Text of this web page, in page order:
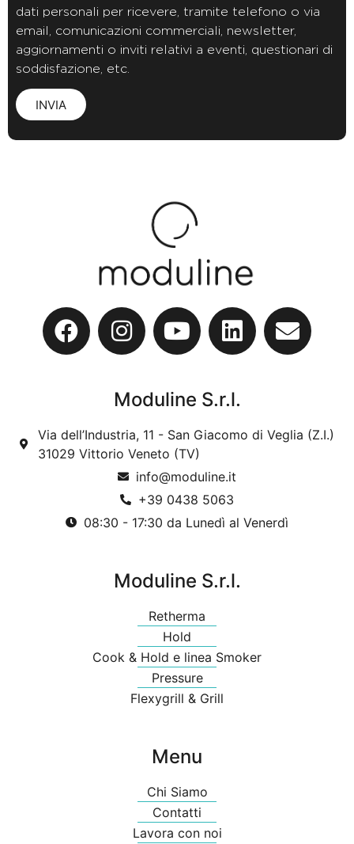
dati personali per ricevere, tramite telefono o via
email, comunicazioni commerciali, newsletter,
aggiornamenti o inviti relativi a eventi, questionari di
soddisfazione, etc.
INVIA
Moduline S.r.l.
Via dell’Industria, 11 - San Giacomo di Veglia (Z.I.)
31029 Vittorio Veneto (TV)
info@moduline.it
+39 0438 5063
08:30 - 17:30 da Lunedì al Venerdì
Moduline S.r.l.
Retherma
Hold
Cook & Hold e linea Smoker
Pressure
Flexygrill & Grill
Menu
Chi Siamo
Contatti
Lavora con noi